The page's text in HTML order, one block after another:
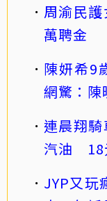
周渝民
萬聘金
陳妍希9
網驚：陳
連晨翔
汽油 18
JYP又玩